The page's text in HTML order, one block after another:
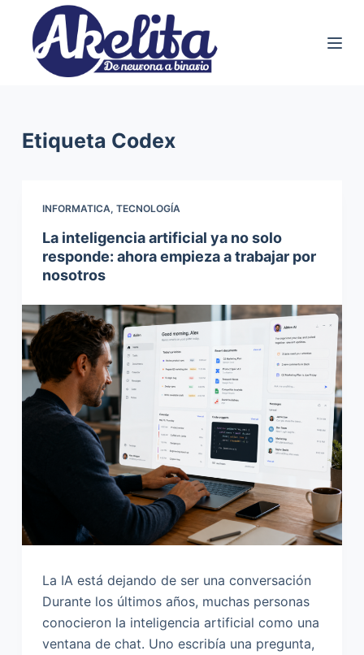
n
d
Etiqueta Codex
INFORMATICA, TECNOLOGÍA
La inteligencia artificial ya no solo
responde: ahora empieza a trabajar por
nosotros
La IA está dejando de ser una conversación
Durante los últimos años, muchas personas
conocieron la inteligencia artificial como una
ventana de chat. Uno escribía una pregunta,